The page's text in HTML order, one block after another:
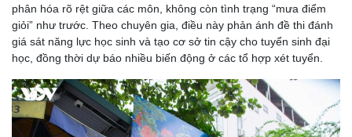
phân hóa rõ rệt giữa các môn, không còn tình trạng “mưa điểm
giỏi” như trước. Theo chuyên gia, điều này phản ánh đề thi đánh
giá sát năng lực học sinh và tạo cơ sở tin cậy cho tuyển sinh đại
học, đồng thời dự báo nhiều biến động ở các tổ hợp xét tuyển.